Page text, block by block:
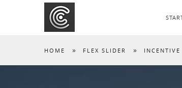
HOME » FLEX SLIDER »